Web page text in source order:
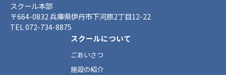
スクール本部
〒664-0832 兵庫県伊丹市下河原2丁目12-22
TEL 072-734-8875
スクールについて
ごあいさつ
施設の紹介